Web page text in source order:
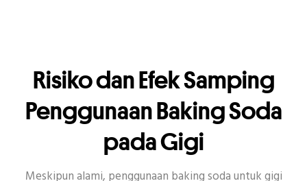
Risiko dan Efek Samping
Penggunaan Baking Soda
pada Gigi
Meskipun alami, penggunaan baking soda untuk gigi